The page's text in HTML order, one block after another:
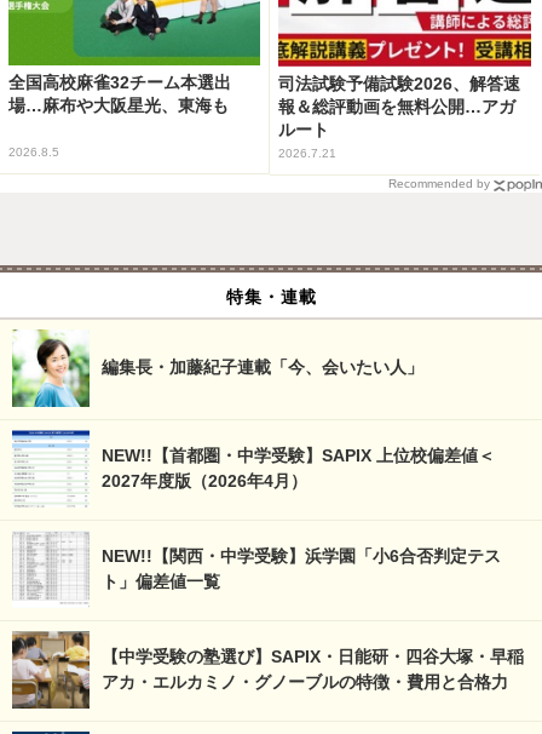
全国高校麻雀32チーム本選出
場…麻布や大阪星光、東海も
2026.8.5
司法試験予備試験2026、解答速
報＆総評動画を無料公開…アガ
ルート
2026.7.21
Recommended by
特集・連載
編集長・加藤紀子連載「今、会いたい人」
NEW!!【首都圏・中学受験】SAPIX 上位校偏差値＜
2027年度版（2026年4月）
NEW!!【関西・中学受験】浜学園「小6合否判定テス
ト」偏差値一覧
【中学受験の塾選び】SAPIX・日能研・四谷大塚・早稲
アカ・エルカミノ・グノーブルの特徴・費用と合格力